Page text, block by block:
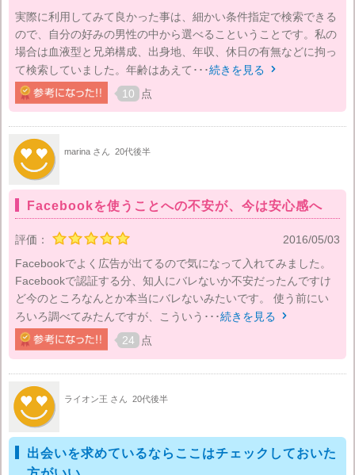
実際に利用してみて良かった事は、細かい条件指定で検索できる
ので、自分の好みの男性の中から選べるこということです。私の
場合は血液型と兄弟構成、出身地、年収、休日の有無などに拘っ
て検索していました。年齢はあえて･･･続きを見る 
10 点
marina さん 20代後半
Facebookを使うことへの不安が、今は安心感へ
評価：
2016/05/03
Facebookでよく広告が出てるので気になって入れてみました。
Facebookで認証する分、知人にバレないか不安だったんですけ
ど今のところなんとか本当にバレないみたいです。 使う前にい
ろいろ調べてみたんですが、こういう･･･続きを見る 
24 点
ライオン王 さん 20代後半
出会いを求めているならここはチェックしておいた